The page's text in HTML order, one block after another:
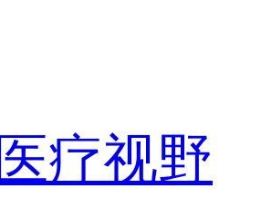
疗视野